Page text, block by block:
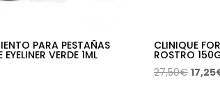
PARA PESTAÑAS
VERDE 1ML
CLINIQUE
ROSTRO
27,50€ El
17,25